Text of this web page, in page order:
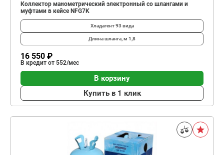
Коллектор манометрический электронный со шлангами и
муфтами в кейсе NFG7K
Хладагент93 вида
Длина шланга, м 1,8
16 550 ₽
В кредит от 552/мес
В корзину
Купить в 1 клик